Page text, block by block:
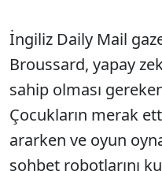
İngiliz Daily Mail
Broussard, yapay
sahip olması
Çocukların merak
ararken ve oyun
sohbet robotlarını